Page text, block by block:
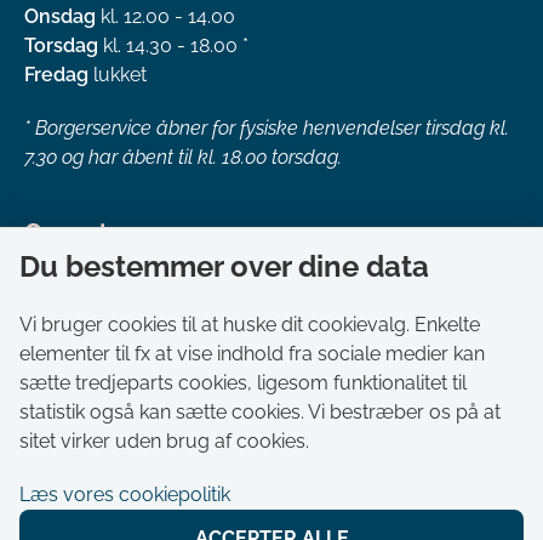
Onsdag kl. 12.00 - 14.00
Torsdag kl. 14.30 - 18.00 *
Fredag lukket
* Borgerservice åbner for fysiske henvendelser tirsdag kl.
7.30 og har åbent til kl. 18.00 torsdag.
Genveje
Om kommunen
Aktuelt
Akut hjælp
Bestil tid i Borgerservice
Ledige stillinger
Selvbetjening
Du bestemmer over dine data
Vi bruger cookies til at huske dit cookievalg. Enkelte
elementer til fx at vise indhold fra sociale medier kan
sætte tredjeparts cookies, ligesom funktionalitet til
statistik også kan sætte cookies. Vi bestræber os på at
sitet virker uden brug af cookies.
Læs vores cookiepolitik